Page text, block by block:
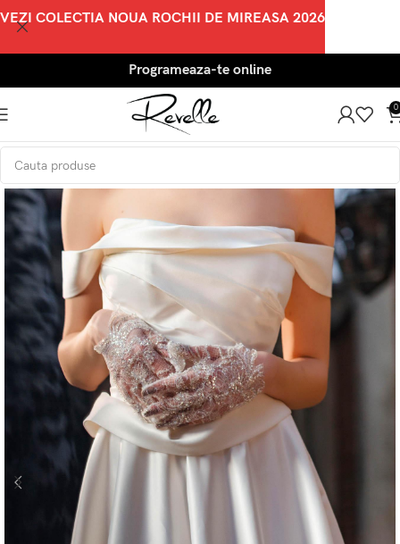
Programeaza-te online
0
VEZI COLECTIA NOUA ROCHII DE MIREASA 2026